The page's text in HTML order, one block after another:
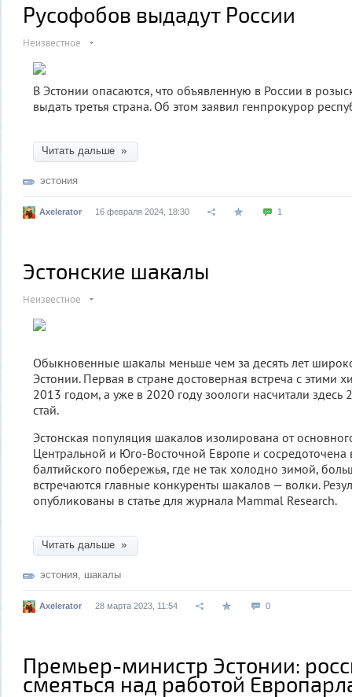
Русофобов выдадут России
Неизвестное
В Эстонии опасаются, что объявленную в России в
выдать третья страна. Об этом заявил генпрокурор
Читать дальше »
эстония
Axelerator 16 февраля 2024, 18:30 1
Эстонские шакалы
Неизвестное
Обыкновенные шакалы меньше чем за десять лет
Эстонии. Первая в стране достоверная встреча с этими
2013 годом, а уже в 2020 году зоологи насчитали здесь
стай.
Эстонская популяция шакалов изолирована от
Центральной и Юго-Восточной Европе и сосредоточена
балтийского побережья, где не так холодно зимой,
встречаются главные конкуренты шакалов — волки.
опубликованы в статье для журнала Mammal Research.
Читать дальше »
эстония, шакалы
Axelerator 28 марта 2023, 11:54 0
Премьер-министр Эстонии:
смеяться над работой